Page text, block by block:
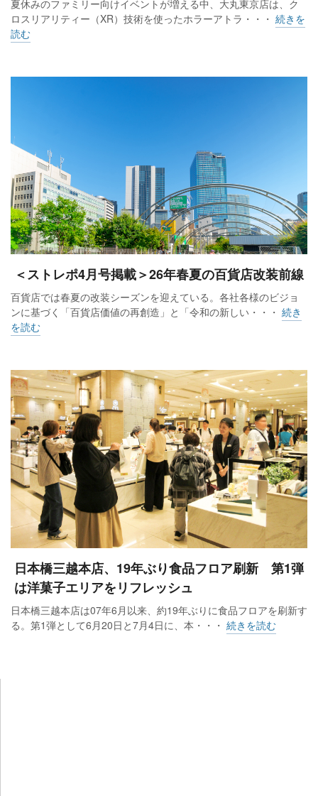
夏休みのファミリー向けイベントが増える中、大丸東京店は、ク
ロスリアリティー（XR）技術を使ったホラーアトラ・・・ 続きを
読む
＜ストレポ4月号掲載＞26年春夏の百貨店改装前線
百貨店では春夏の改装シーズンを迎えている。各社各様のビジョ
ンに基づく「百貨店価値の再創造」と「令和の新しい・・・ 続き
を読む
日本橋三越本店、19年ぶり食品フロア刷新 第1弾
は洋菓子エリアをリフレッシュ
日本橋三越本店は07年6月以来、約19年ぶりに食品フロアを刷新す
る。第1弾として6月20日と7月4日に、本・・・ 続きを読む